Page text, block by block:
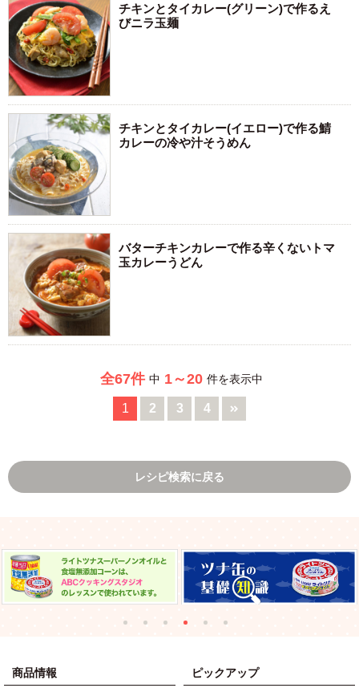
チキンとタイカレー(グリーン)で作るえ
びニラ玉麺
チキンとタイカレー(イエロー)で作る鯖
カレーの冷や汁そうめん
バターチキンカレーで作る辛くないトマ
玉カレーうどん
全67件 中 1～20 件を表示中
1 2 3 4
レシピ検索に戻る
商品情報 ピックアップ